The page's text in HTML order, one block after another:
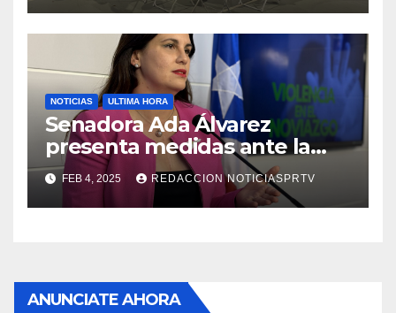
NOTICIAS ULTIMA HORA
Senadora Ada Álvarez
presenta medidas ante la
violencia en el noviazgo
FEB 4, 2025 REDACCION NOTICIASPRTV
ANUNCIATE AHORA